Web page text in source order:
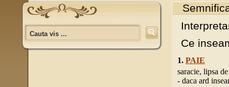
Ce
1. PAIE
saracie, lipsa
- daca ard